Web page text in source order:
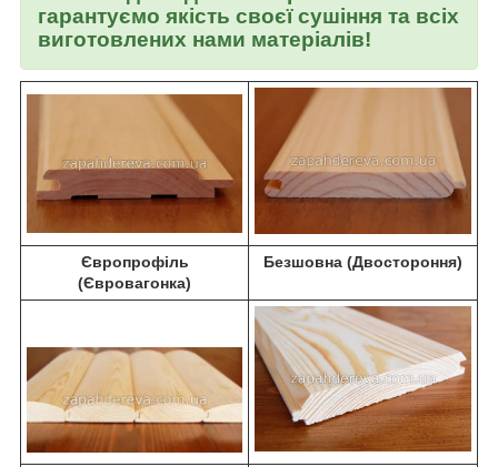
гарантуємо якість своєї сушіння та всіх
виготовлених нами матеріалів!
Європрофіль
(Євровагонка)
Безшовна (Двостороння)